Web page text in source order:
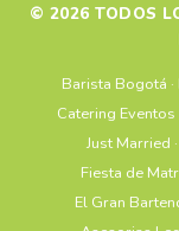
© 2026 TODOS
Barista Bogotá ·
Catering Eventos
Just Married ·
Fiesta de
El Gran